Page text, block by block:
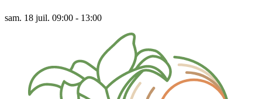
sam. 18 juil. 09:00 - 13:00